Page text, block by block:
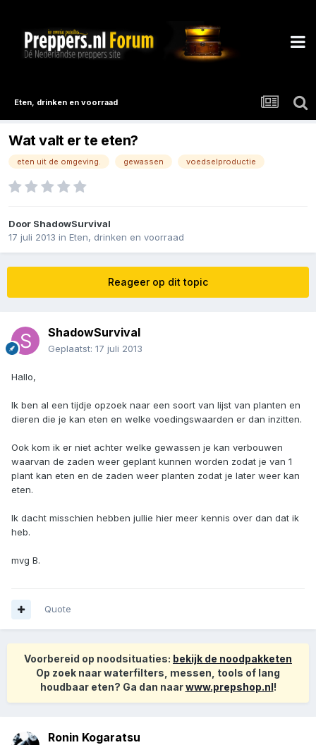
Eten, drinken en voorraad
Wat valt er te eten?
eten uit de omgeving. gewassen voedselproductie
Door ShadowSurvival
17 juli 2013 in Eten, drinken en voorraad
Reageer op dit topic
ShadowSurvival
Geplaatst: 17 juli 2013
Hallo,
Ik ben al een tijdje opzoek naar een soort van lijst van planten en
dieren die je kan eten en welke voedingswaarden er dan inzitten.
Ook kom ik er niet achter welke gewassen je kan verbouwen
waarvan de zaden weer geplant kunnen worden zodat je van 1
plant kan eten en de zaden weer planten zodat je later weer kan
eten.
Ik dacht misschien hebben jullie hier meer kennis over dan dat ik
heb.
mvg B.
Quote
Voorbereid op noodsituaties: bekijk de noodpakketen
Op zoek naar waterfilters, messen, tools of lang
houdbaar eten? Ga dan naarwww.prepshop.nl!
Ronin Kogaratsu